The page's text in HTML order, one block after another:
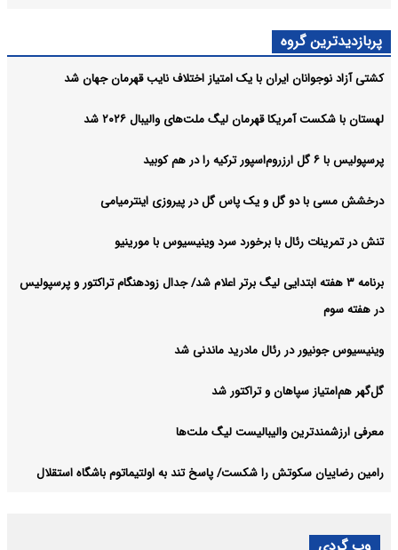
پربازدیدترین گروه
کشتی آزاد نوجوانان ایران با یک امتیاز اختلاف نایب قهرمان جهان شد
لهستان با شکست آمریکا قهرمان لیگ ملت‌های والیبال ۲۰۲۶ شد
پرسپولیس با ۶ گل ارزروم‌اسپور ترکیه را در هم کوبید
درخشش مسی با دو گل و یک پاس گل در پیروزی اینترمیامی
تنش در تمرینات رئال با برخورد سرد وینیسیوس با مورینیو
برنامه ۳ هفته ابتدایی لیگ برتر اعلام شد/ جدال زودهنگام تراکتور و پرسپولیس
در هفته سوم
وینیسیوس جونیور در رئال مادرید ماندنی شد
گل‌گهر هم‌امتیاز سپاهان و تراکتور شد
معرفی ارزشمندترین والیبالیست لیگ ملت‌ها
رامین رضاییان سکوتش را شکست/ پاسخ تند به اولتیماتوم باشگاه استقلال